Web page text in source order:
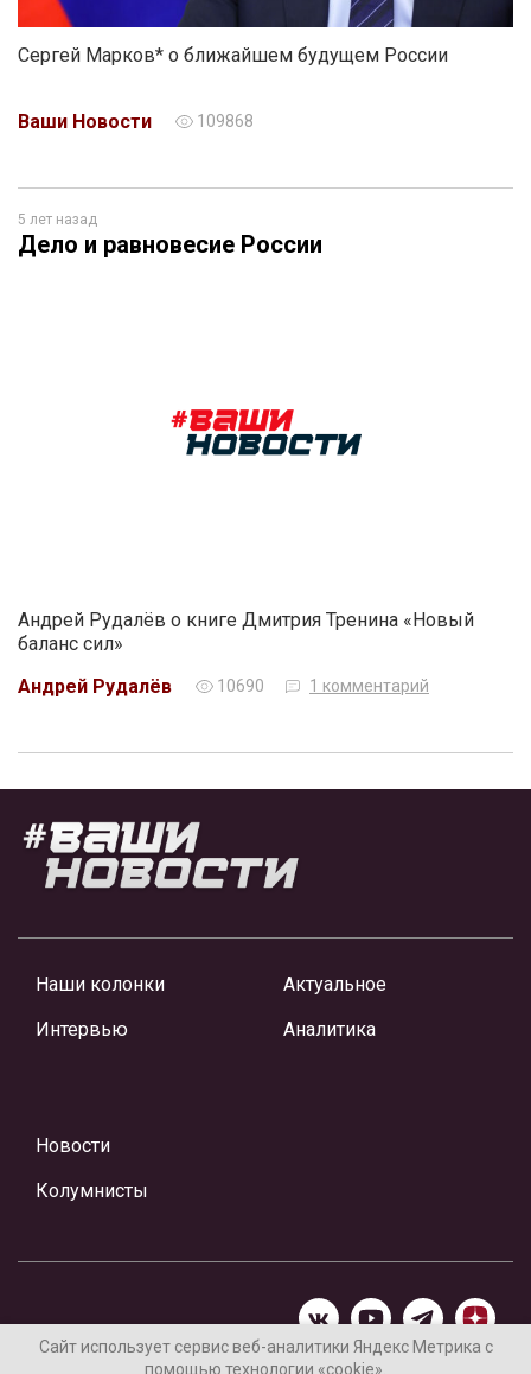
Сергей Марков* о ближайшем будущем России
Ваши Новости 109868
5 лет назад
Дело и равновесие России
Андрей Рудалёв о книге Дмитрия Тренина «Новый
баланс сил»
Андрей Рудалёв
10690 1 комментарий
Наши колонки
Интервью
Актуальное
Аналитика
Новости
Колумнисты
Сайт использует сервис веб-аналитики Яндекс Метрика с
помощью технологии «cookie».